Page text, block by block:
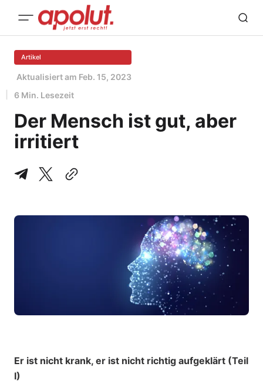
Artikel
Aktualisiert am Feb. 15, 2023
6 Min. Lesezeit
Der Mensch ist gut, aber
irritiert
Er ist nicht krank, er ist nicht richtig aufgeklärt (Teil
I)